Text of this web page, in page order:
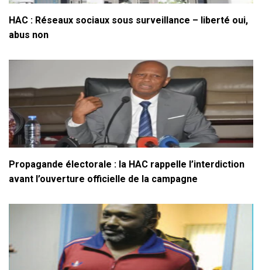
HAC : Réseaux sociaux sous surveillance – liberté oui,
abus non
Propagande électorale : la HAC rappelle l’interdiction
avant l’ouverture officielle de la campagne